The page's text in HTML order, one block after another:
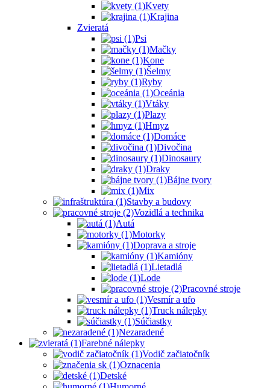
Kvety
Krajina
Zvieratá
Psi
Mačky
Kone
Šelmy
Ryby
Oceánia
Vtáky
Plazy
Hmyz
Domáce
Divočina
Dinosaury
Draky
Bájne tvory
Mix
Stavby a budovy
Vozidlá a technika
Autá
Motorky
Doprava a stroje
Kamióny
Lietadlá
Lode
Pracovné stroje
Vesmír a ufo
Truck nálepky
Súčiastky
Nezaradené
Farebné nálepky
Vodič začiatočník
Oznacenia
Detské